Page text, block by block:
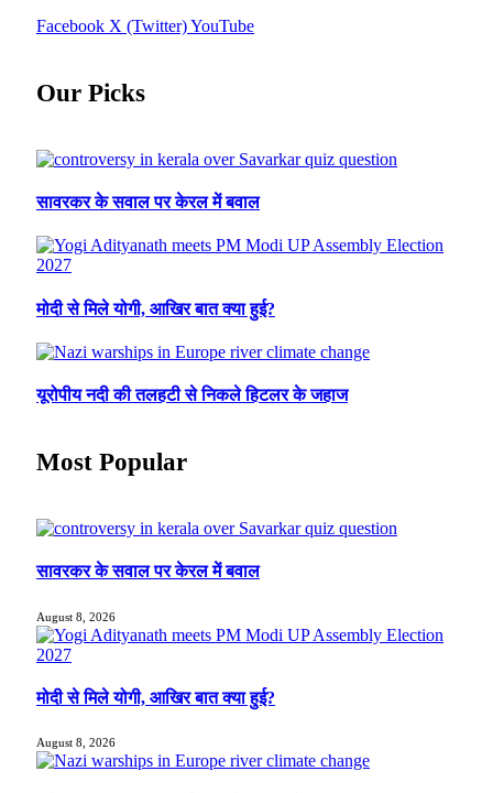
Facebook X (Twitter)YouTube
Our Picks
सावरकर के सवाल पर केरल में बवाल
मोदी से मिले योगी, आखिर बात क्या हुई?
यूरोपीय नदी की तलहटी से निकले हिटलर के जहाज
Most Popular
सावरकर के सवाल पर केरल में बवाल
August 8, 2026
मोदी से मिले योगी, आखिर बात क्या हुई?
August 8, 2026